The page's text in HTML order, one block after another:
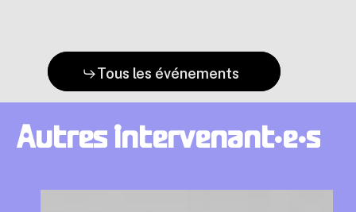
Tous les événements
Autres intervenant·e·s